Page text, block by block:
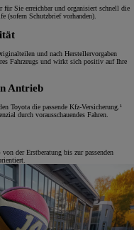
für Sie erreichbar und organisiert schnell die
(sofern Schutzbrief vorhanden).
und nach Herstellervorgaben
Fahrzeugs und wirkt sich positiv auf Ihre
Antrieb
Toyota die passende Kfz-Versicherung.¹
durch vorausschauendes Fahren.
der Erstberatung bis zur passenden